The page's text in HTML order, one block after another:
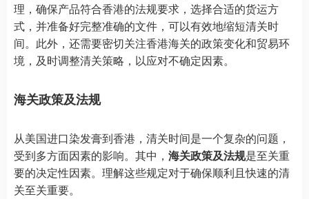
理，确保产品符合香港的法规要求，选择合适的货运方
式，并准备好完整准确的文件，可以有效地缩短清关时
间。此外，还需要密切关注香港海关的政策变化和贸易环
境，及时调整清关策略，以应对不确定因素。
海关政策及法规
从美国进口染发膏到香港，清关时间是一个复杂的问题，
受到多方面因素的影响。其中， 海关政策及法规是至关重
要的决定性因素。理解这些规定对于确保顺利且快速的清
关至关重要。